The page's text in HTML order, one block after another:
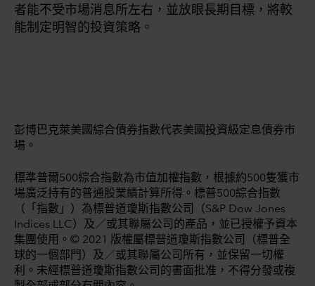
者能不受市場消息所左右，並放眼長期目標，將較
能制定明智的投資策略。
彭博巴克萊美國綜合債券指數代表美國投資級定息債券市
場。
標準普爾500綜合指數為市值加權指數，根據約500隻獲市
場廣泛持有的普通股業績計算所得。標普500綜合指數
（「指數」）為標普道瓊斯指數公司（S&P Dow Jones
Indices LLC）及／或其聯屬公司的產品，並已授權予資本
集團使用。© 2021 版權屬標普道瓊斯指數公司（標普全
球的一個部門）及／或其聯屬公司所有，並保留一切權
利。未經標普道瓊斯指數公司的書面批准，不得分發或複